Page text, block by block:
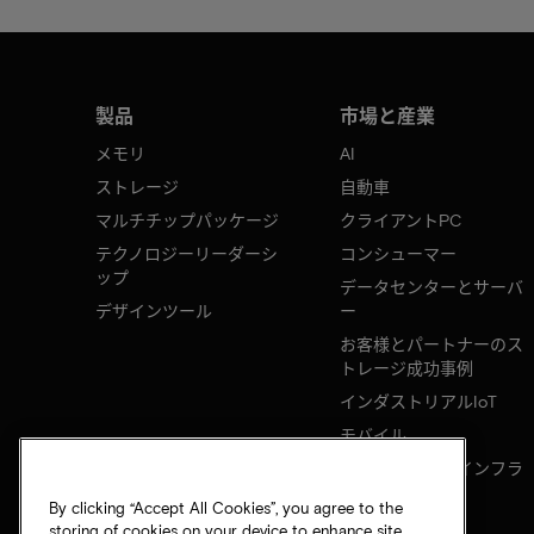
製品
メモリ
ストレージ
マルチチップパッケージ
テクノロジーリーダーシ
ップ
デザインツール
市場と産業
AI
自動車
クライアントPC
コンシューマー
データセンターとサーバ
ー
お客様とパートナーのス
トレージ成功事例
インダストリアルIoT
モバイル
ネットワークのインフラ
By clicking “Accept All Cookies”, you agree to the